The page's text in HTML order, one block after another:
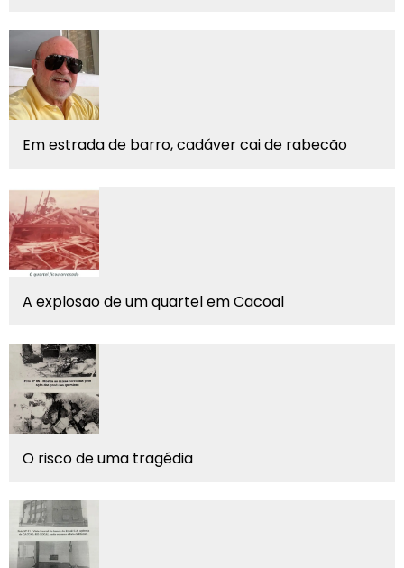
Em estrada de barro, cadáver cai de rabecão
A explosao de um quartel em Cacoal
O risco de uma tragédia